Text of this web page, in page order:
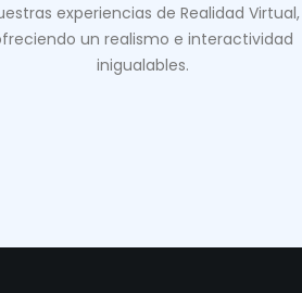
experiencias de Realidad Virtual,
un realismo e interactividad
inigualables.